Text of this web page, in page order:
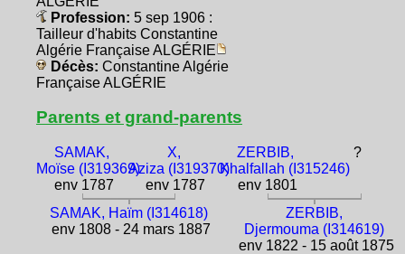
Profession: 5 sep 1906 :
Tailleur d'habits Constantine
Algérie Française ALGÉRIE
Décès: Constantine Algérie
Française ALGÉRIE
Parents et grand-parents
SAMAK,
Moïse (I319369)
env 1787
X,
Aziza (I319370)
env 1787
ZERBIB,
Khalfallah (I315246)
env 1801
?
SAMAK, Haïm (I314618)
env 1808 - 24 mars 1887
ZERBIB,
Djermouma (I314619)
env 1822 - 15 août 1875